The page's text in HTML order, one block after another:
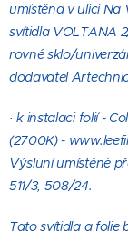
umístěna v ulici Na
svítidla VOLTANA
rovné sklo/
dodavatel
· k instalaci folií -
(2700K) -
Výsluní umístěné
511/3, 508/24.
Tato svítidla a folie